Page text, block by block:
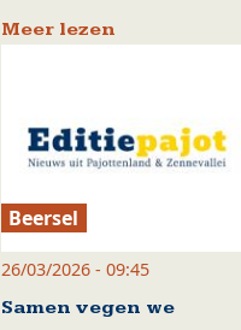
Meer lezen
Beersel
26/03/2026 - 09:45
Samen vegen we